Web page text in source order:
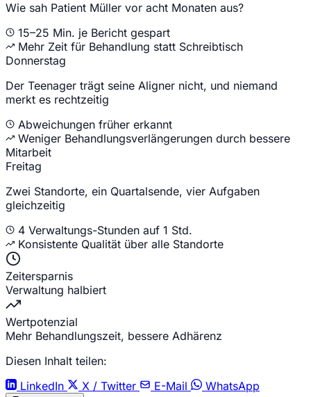
Wie sah Patient Müller vor acht Monaten aus?
15–25 Min. je Bericht gespart
Mehr Zeit für Behandlung statt Schreibtisch
Donnerstag
Der Teenager trägt seine Aligner nicht, und niemand
merkt es rechtzeitig
Abweichungen früher erkannt
Weniger Behandlungsverlängerungen durch bessere
Mitarbeit
Freitag
Zwei Standorte, ein Quartalsende, vier Aufgaben
gleichzeitig
4 Verwaltungs-Stunden auf 1 Std.
Konsistente Qualität über alle Standorte
Zeitersparnis
Verwaltung halbiert
Wertpotenzial
Mehr Behandlungszeit, bessere Adhärenz
Diesen Inhalt teilen:
LinkedIn
X / Twitter E-Mail WhatsApp